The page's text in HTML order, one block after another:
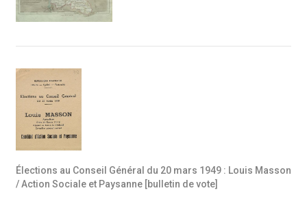
Élections au Conseil Général du 20 mars 1949 : Louis Masson
/ Action Sociale et Paysanne [bulletin de vote]